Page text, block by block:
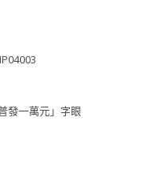
發一萬元」字眼